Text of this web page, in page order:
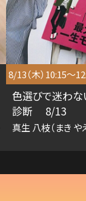
8/13（木）10:15～
色選びで迷わな
診断 8/13
真生 八枝（まき や